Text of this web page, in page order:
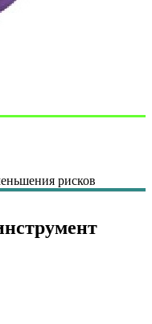
рисков